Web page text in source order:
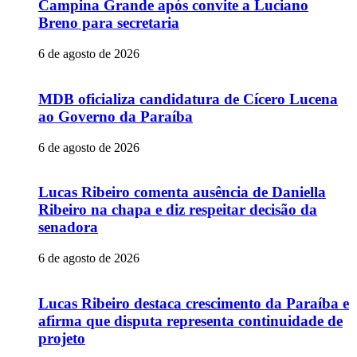
Campina Grande após convite a Luciano
Breno para secretaria
6 de agosto de 2026
MDB oficializa candidatura de Cícero Lucena
ao Governo da Paraíba
6 de agosto de 2026
Lucas Ribeiro comenta ausência de Daniella
Ribeiro na chapa e diz respeitar decisão da
senadora
6 de agosto de 2026
Lucas Ribeiro destaca crescimento da Paraíba e
afirma que disputa representa continuidade de
projeto